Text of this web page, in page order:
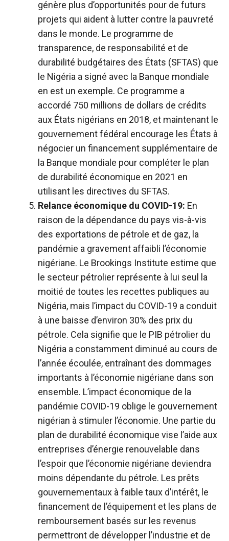
génère plus d’opportunités pour de futurs
projets qui aident à lutter contre la pauvreté
dans le monde. Le programme de
transparence, de responsabilité et de
durabilité budgétaires des États (SFTAS) que
le Nigéria a signé avec la Banque mondiale
en est un exemple. Ce programme a
accordé 750 millions de dollars de crédits
aux États nigérians en 2018, et maintenant le
gouvernement fédéral encourage les États à
négocier un financement supplémentaire de
la Banque mondiale pour compléter le plan
de durabilité économique en 2021 en
utilisant les directives du SFTAS.
Relance économique du COVID-19: En
raison de la dépendance du pays vis-à-vis
des exportations de pétrole et de gaz, la
pandémie a gravement affaibli l’économie
nigériane. Le Brookings Institute estime que
le secteur pétrolier représente à lui seul la
moitié de toutes les recettes publiques au
Nigéria, mais l’impact du COVID-19 a conduit
à une baisse d’environ 30% des prix du
pétrole. Cela signifie que le PIB pétrolier du
Nigéria a constamment diminué au cours de
l’année écoulée, entraînant des dommages
importants à l’économie nigériane dans son
ensemble. L’impact économique de la
pandémie COVID-19 oblige le gouvernement
nigérian à stimuler l’économie. Une partie du
plan de durabilité économique vise l’aide aux
entreprises d’énergie renouvelable dans
l’espoir que l’économie nigériane deviendra
moins dépendante du pétrole. Les prêts
gouvernementaux à faible taux d’intérêt, le
financement de l’équipement et les plans de
remboursement basés sur les revenus
permettront de développer l’industrie et de